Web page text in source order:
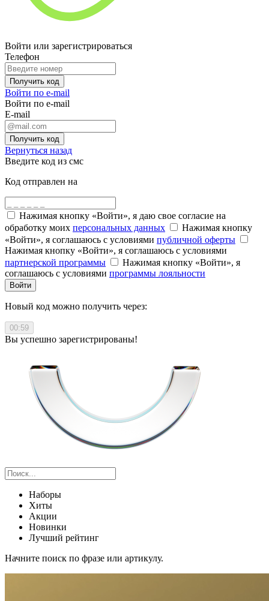
Войти или зарегистрироваться
Телефон
Получить код
Войти по e-mail
Войти по e-mail
E-mail
Получить код
Вернуться назад
Введите код из смс
Код отправлен на
Нажимая кнопку «Войти», я даю свое согласие на
обработку моих персональных данных
Нажимая кнопку
«Войти», я соглашаюсь с условиями публичной оферты
Нажимая кнопку «Войти», я соглашаюсь с условиями
партнерской программы
Нажимая кнопку «Войти», я
соглашаюсь с условиями программы лояльности
Войти
Новый код можно получить через:
00:59
Вы успешно зарегистрированы!
Наборы
Хиты
Акции
Новинки
Лучший рейтинг
Начните поиск по фразе или артикулу.